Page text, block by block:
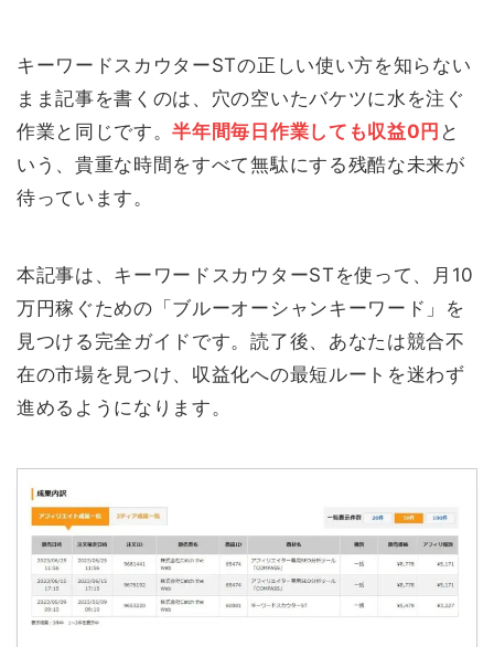
キーワードスカウターSTの正しい使い方を知らない
まま記事を書くのは、穴の空いたバケツに水を注ぐ
作業と同じです。半年間毎日作業しても収益0円 と
いう、貴重な時間をすべて無駄にする残酷な未来が
待っています。
本記事は、キーワードスカウターSTを使って、月10
万円稼ぐための「ブルーオーシャンキーワード」を
見つける完全ガイドです。読了後、あなたは競合不
在の市場を見つけ、収益化への最短ルートを迷わず
進めるようになります。